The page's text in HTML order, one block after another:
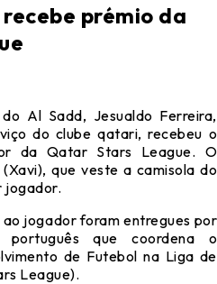
prémio da
Al Sadd, Jesualdo Ferreira,
do clube qatari, recebeu o
da Qatar Stars League. O
que veste a camisola do
jogador.
jogador foram entregues por
que coordena o
de Futebol na Liga de
League).